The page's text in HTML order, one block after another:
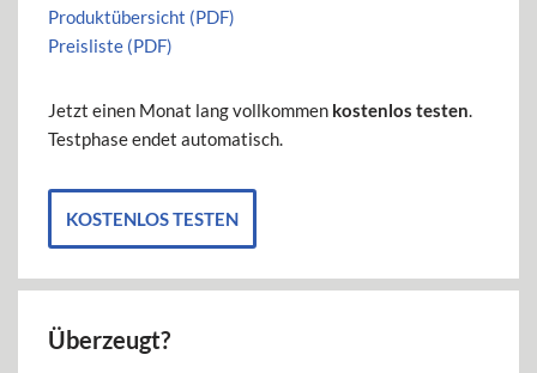
Produktübersicht (PDF)
Preisliste (PDF)
Jetzt einen Monat lang vollkommen kostenlos testen.
Testphase endet automatisch.
KOSTENLOS TESTEN
Überzeugt?